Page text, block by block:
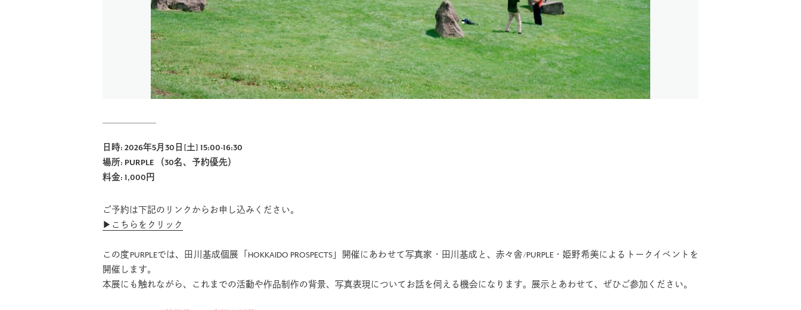
日時: 2026年5月30日[土] 15:00-16:30
場所: PURPLE （30名、予約優先）
料金: 1,000円
ご予約は下記のリンクからお申し込みください。
▶︎こちらをクリック
この度PURPLEでは、田川基成個展「HOKKAIDO PROSPECTS」開催にあわせて写真家・田川基成と、赤々舎/PURPLE・姫野希美によるトークイベントを
開催します。
本展にも触れながら、これまでの活動や作品制作の背景、写真表現についてお話を伺える機会になります。展示とあわせて、ぜひご参加ください。